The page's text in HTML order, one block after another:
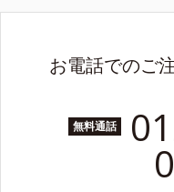
お電話でのご
無料通話